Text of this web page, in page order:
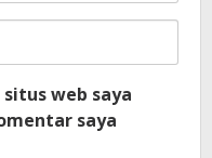
web saya
saya